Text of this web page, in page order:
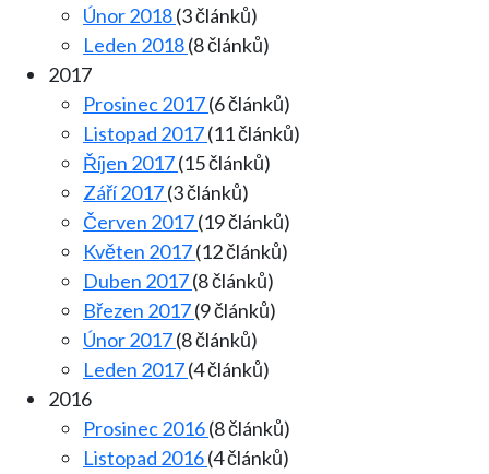
Únor 2018(3 článků)
Leden 2018(8 článků)
2017
Prosinec 2017(6 článků)
Listopad 2017(11 článků)
Říjen 2017(15 článků)
Září 2017(3 článků)
Červen 2017(19 článků)
Květen 2017(12 článků)
Duben 2017(8 článků)
Březen 2017(9 článků)
Únor 2017(8 článků)
Leden 2017(4 článků)
2016
Prosinec 2016(8 článků)
Listopad 2016(4 článků)